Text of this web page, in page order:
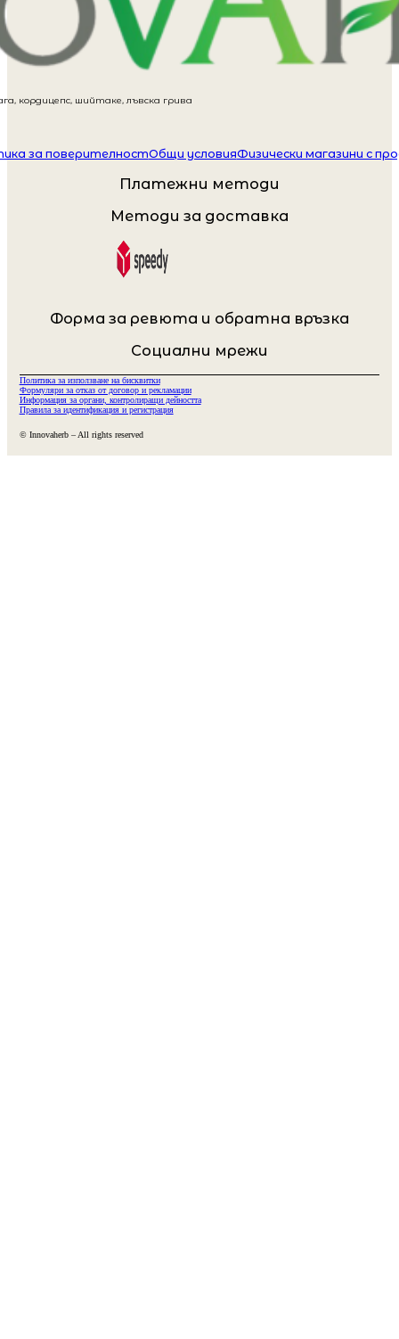
кордицепс, шийтаке, лъвска грива
за поверителностОбщи условияФизически магазини с
Платежни методи
Методи за доставка
Форма за ревюта и обратна връзка
Социални мрежи
Политика за използване на бисквитки
Формуляри за отказ от договор и рекламации
Информация за органи, контролиращи дейността
Правила за идентификация и регистрация
© Innovaherb – All rights reserved